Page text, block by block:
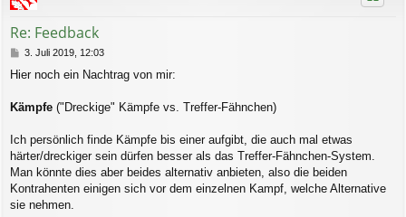
Re: Feedback
B
i
r
g
3. Juli 2019, 12:03
Hier noch ein Nachtrag von mir:
Kämpfe ("Dreckige" Kämpfe vs. Treffer-Fähnchen)
Ich persönlich finde Kämpfe bis einer aufgibt, die auch mal etwas
härter/dreckiger sein dürfen besser als das Treffer-Fähnchen-System.
Man könnte dies aber beides alternativ anbieten, also die beiden
Kontrahenten einigen sich vor dem einzelnen Kampf, welche Alternative
sie nehmen.